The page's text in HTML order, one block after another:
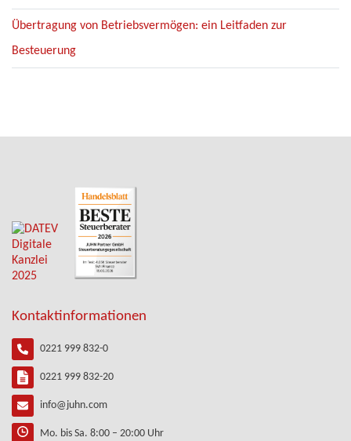
Übertragung von Betriebsvermögen: ein Leitfaden zur
Besteuerung
Kontaktinformationen
0221 999 832-0
0221 999 832-20
info@juhn.com
Mo. bis Sa. 8:00 – 20:00 Uhr